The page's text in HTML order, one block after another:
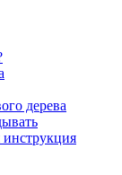
дерева